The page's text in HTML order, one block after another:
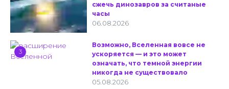
сжечь динозавров за считаные
часы
06.08.2026
3
Возможно, Вселенная вовсе не
ускоряется — и это может
означать, что темной энергии
никогда не существовало
05.08.2026